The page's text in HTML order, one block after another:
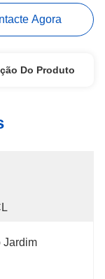
Agora
Do Produto
Jardim